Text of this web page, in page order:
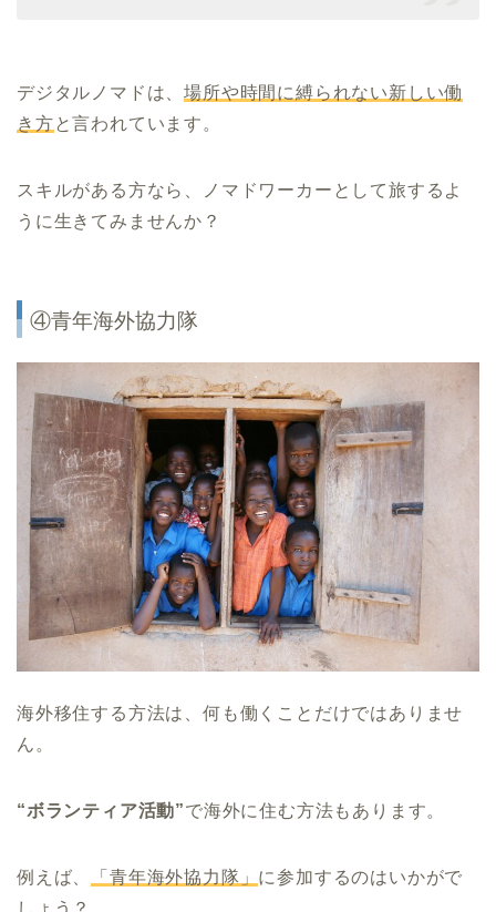
デジタルノマドは、場所や時間に縛られない新しい働
き方と言われています。
スキルがある方なら、ノマドワーカーとして旅するよ
うに生きてみませんか？
④青年海外協力隊
海外移住する方法は、何も働くことだけではありませ
ん。
“ボランティア活動”で海外に住む方法もあります。
例えば、 「青年海外協力隊」 に参加するのはいかがで
しょう？